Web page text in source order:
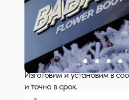
Оставьте заявку и
зависимости от вашего
Изготовим и установим в
и точно в срок.